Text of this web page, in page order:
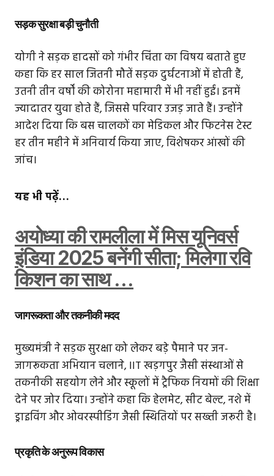
सड़क सुरक्षा बड़ी चुनौती
योगी ने सड़क हादसों को गंभीर चिंता का विषय बताते हुए
कहा कि हर साल जितनी मौतें सड़क दुर्घटनाओं में होती हैं,
उतनी तीन वर्षों की कोरोना महामारी में भी नहीं हुईं। इनमें
ज्यादातर युवा होते हैं, जिससे परिवार उजड़ जाते हैं। उन्होंने
आदेश दिया कि बस चालकों का मेडिकल और फिटनेस टेस्ट
हर तीन महीने में अनिवार्य किया जाए, विशेषकर आंखों की
जांच।
यह भी पढ़ें…
अयोध्या की रामलीला में मिस यूनिवर्स
इंडिया 2025 बनेंगी सीता; मिलेगा रवि
किशन का साथ …
जागरूकता और तकनीकी मदद
मुख्यमंत्री ने सड़क सुरक्षा को लेकर बड़े पैमाने पर जन-
जागरूकता अभियान चलाने, IIT खड़गपुर जैसी संस्थाओं से
तकनीकी सहयोग लेने और स्कूलों में ट्रैफिक नियमों की शिक्षा
देने पर जोर दिया। उन्होंने कहा कि हेलमेट, सीट बेल्ट, नशे में
ड्राइविंग और ओवरस्पीडिंग जैसी स्थितियों पर सख्ती जरूरी है।
प्रकृति के अनुरूप विकास